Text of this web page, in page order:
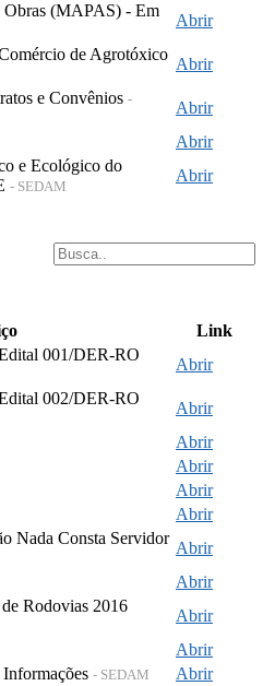
Obras (MAPAS) - Em
Abrir
de Agrotóxico
Abrir
e Convênios -
Abrir
Abrir
e Ecológico do
- SEDAM
Abrir
Link
001/DER-RO
Abrir
002/DER-RO
Abrir
Abrir
Abrir
Abrir
Abrir
Nada Consta Servidor
Abrir
Abrir
Rodovias 2016
Abrir
Abrir
- SEDAM
Abrir